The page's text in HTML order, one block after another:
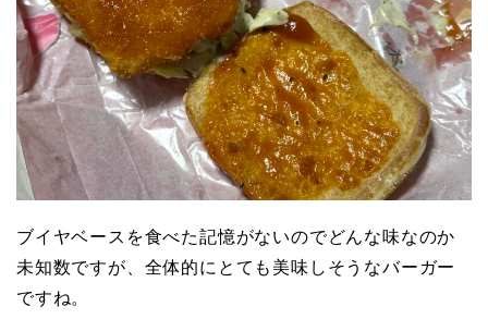
ブイヤベースを食べた記憶がないのでどんな味なのか
未知数ですが、全体的にとても美味しそうなバーガー
ですね。